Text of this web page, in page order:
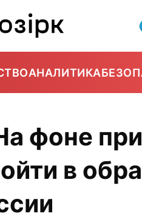
АНАЛИТИКА
фоне
в